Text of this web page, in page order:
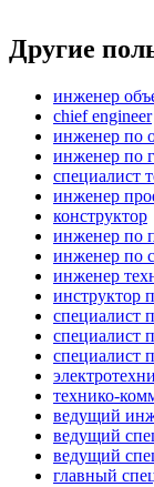
Другие
инженер
chief engineer
инженер по
инженер по
специалист
инженер
конструктор
инженер по
инженер по
инженер
инструктор
специалист
специалист
специалист
технико-
ведущий
ведущий
ведущий
главный